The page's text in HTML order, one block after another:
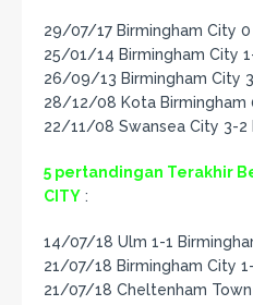
29/07/17 Birmingham City
25/01/14 Birmingham City
26/09/13 Birmingham City
28/12/08 Kota Birmingham
22/11/08 Swansea City 3-2
5 pertandingan Terakhir
CITY :
14/07/18 Ulm 1-1
21/07/18 Birmingham City
21/07/18 Cheltenham